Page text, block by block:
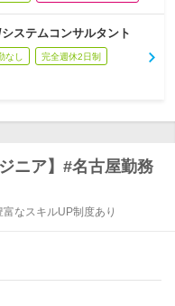
ステムコンサルタント
なし 完全週休2日制
ニア】#名古屋勤務
なスキルUP制度あり